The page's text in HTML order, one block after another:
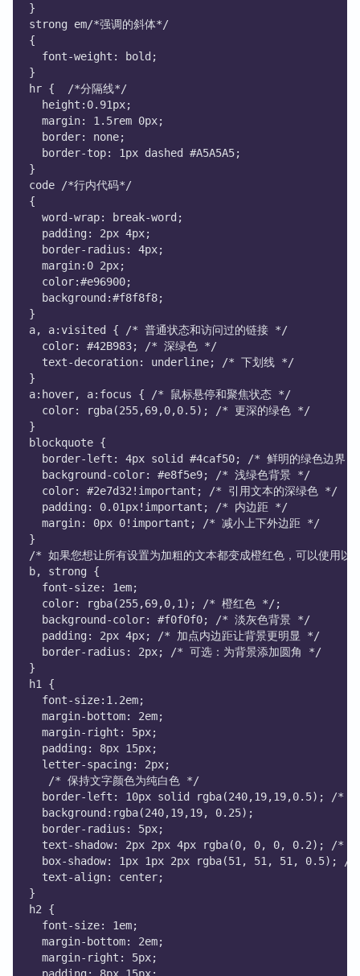
}
strong em/*强调的斜体*/
{
  font-weight: bold;
}
hr {  /*分隔线*/
height:0.91px;
margin: 1.5rem 0px;
border: none;
border-top: 1px dashed #A5A5A5;
}
code /*行内代码*/
{
word-wrap: break-word;
padding: 2px 4px;
border-radius: 4px;
margin:0 2px;
color:#e96900;
background:#f8f8f8;
}
a, a:visited { /* 普通状态和访问过的链接 */
color: #42B983; /* 深绿色 */
text-decoration: underline; /* 下划线 */
}
a:hover, a:focus { /* 鼠标悬停和聚焦状态 */
color: rgba(255,69,0,0.5); /* 更深的绿色 */
}
blockquote {
border-left: 4px solid #4caf50; /* 鲜明的绿色边界
background-color: #e8f5e9; /* 浅绿色背景 */
color: #2e7d32!important; /* 引用文本的深绿色 */
padding: 0.01px!important; /* 内边距 */
margin: 0px 0!important; /* 减小上下外边距 */
}
/* 如果您想让所有设置为加粗的文本都变成橙红色，可以使用
b, strong {
font-size: 1em;
color: rgba(255,69,0,1); /* 橙红色 */;
  background-color: #f0f0f0; /* 淡灰色背景 */
padding: 2px 4px; /* 加点内边距让背景更明显 */
border-radius: 2px; /* 可选：为背景添加圆角 */
}
h1 {
  font-size:1.2em;
margin-bottom: 2em;
margin-right: 5px;
padding: 8px 15px;
letter-spacing: 2px;
/* 保持文字颜色为纯白色 */
border-left: 10px solid rgba(240,19,19,0.5); /* 可以
background:rgba(240,19,19, 0.25);
border-radius: 5px;
text-shadow: 2px 2px 4px rgba(0, 0, 0, 0.2); /* 文
box-shadow: 1px 1px 2px rgba(51, 51, 51, 0.5); /* 盒
text-align: center;
}
h2 {
  font-size: 1em;
margin-bottom: 2em;
margin-right: 5px;